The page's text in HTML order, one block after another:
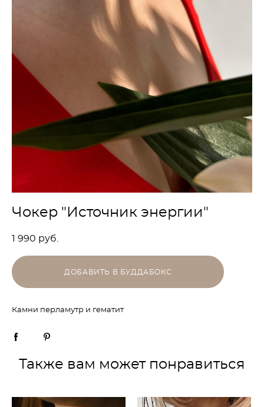
Чокер "Источник энергии"
1 990 pуб.
ДОБАВИТЬ В БУДДАБОКС
Камни перламутр и гематит
Также вам может понравиться